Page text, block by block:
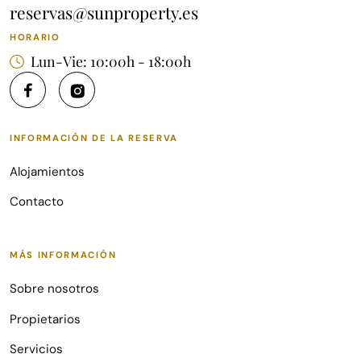
reservas@sunproperty.es
HORARIO
Lun-Vie: 10:00h - 18:00h
INFORMACIÓN DE LA RESERVA
Alojamientos
Contacto
MÁS INFORMACIÓN
Sobre nosotros
Propietarios
Servicios